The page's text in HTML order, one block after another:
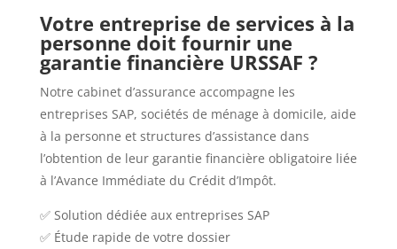
Votre entreprise de services à la
personne doit fournir une
garantie financière URSSAF ?
Notre cabinet d’assurance accompagne les
entreprises SAP, sociétés de ménage à domicile, aide
à la personne et structures d’assistance dans
l’obtention de leur garantie financière obligatoire liée
à l’Avance Immédiate du Crédit d’Impôt.
✅ Solution dédiée aux entreprises SAP
✅ Étude rapide de votre dossier